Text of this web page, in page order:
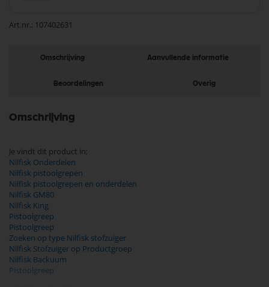
Art.nr. 107402631
Omschrijving Aanvullende informatie
Beoordelingen Overig
Omschrijving
Je vindt dit product in;
Nilfisk Onderdelen
Nilfisk pistoolgrepen
Nilfisk pistoolgrepen en onderdelen
Nilfisk GM80
Nilfisk King
Pistoolgreep
Pistoolgreep
Zoeken op type Nilfisk stofzuiger
Nilfisk Stofzuiger op Productgroep
Nilfisk Backuum
Pistoolgreep